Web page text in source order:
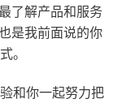
了解产品和服务
是我前面说的你
。
和你一起努力把